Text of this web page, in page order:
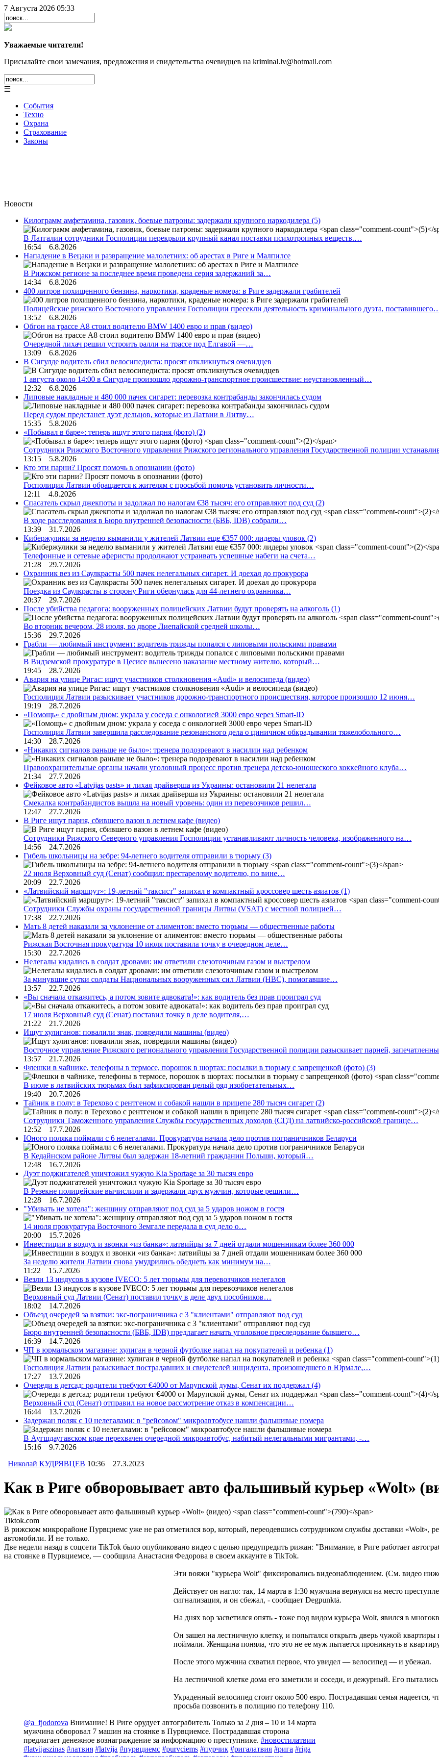
7 Августа 2026 05:33
Уважаемые читатели!
Присылайте свои замечания, предложения и свидетельства очевидцев на kriminal.lv@hotmail.com
☰
События
Техно
Охрана
Страхование
Законы
Новости
Килограмм амфетамина, газовик, боевые патроны: задержали крупного наркодилера (5)
В Латгалии сотрудники Госполиции перекрыли крупный канал поставки психотропных веществ.…
16:54 6.8.2026
Нападение в Вецаки и развращение малолетних: об арестах в Риге и Малпилсе
В Рижском регионе за последнее время проведена серия задержаний за…
14:34 6.8.2026
400 литров похищенного бензина, наркотики, краденые номера: в Риге задержали грабителей
Полицейские рижского Восточного управления Госполиции пресекли деятельность криминального дуэта,
13:52 6.8.2026
Обгон на трассе А8 стоил водителю BMW 1400 евро и прав (видео)
Очередной лихач решил устроить ралли на трассе под Елгавой —…
13:09 6.8.2026
В Сигулде водитель сбил велосипедиста: просят откликнуться очевидцев
1 августа около 14:00 в Сигулде произошло дорожно-транспортное происшествие: неустановленный…
12:32 6.8.2026
Липовые накладные и 480 000 пачек сигарет: перевозка контрабанды закончилась судом
Перед судом предстанет дуэт дельцов, которые из Латвии в Литву…
15:35 5.8.2026
«Побывал в баре»: теперь ищут этого парня (фото) (2)
Сотрудники Рижского Восточного управления Рижского регионального управления Государственной полиции
13:15 5.8.2026
Кто эти парни? Просят помочь в опознании (фото)
Госполиция Латвии обращается к жителям с просьбой помочь установить личности…
12:11 4.8.2026
Спасатель скрыл джекпоты и задолжал по налогам €38 тысяч: его отправляют под суд (2)
В ходе расследования в Бюро внутренней безопасности (БВБ, IDB) собрали…
13:39 31.7.2026
Кибержулики за неделю выманили у жителей Латвии еще €357 000: лидеры уловок (2)
Телефонные и сетевые аферисты продолжают устраивать успешные набеги на счета…
21:28 29.7.2026
Охранник вез из Саулкрасты 500 пачек нелегальных сигарет. И доехал до прокурора
Поездка из Саулкрасты в сторону Риги обернулась для 44-летнего охранника…
20:37 29.7.2026
После убийства педагога: вооруженных полицейских Латвии будут проверять на алкоголь (1)
Во вторник вечером, 28 июля, во дворе Лиепайской средней школы…
15:36 29.7.2026
Грабли — любимый инструмент: водитель трижды попался с липовыми польскими правами
В Видземской прокуратуре в Цесисе вынесено наказание местному жителю, который…
19:45 28.7.2026
Авария на улице Ригас: ищут участников столкновения «Audi» и велосипеда (видео)
Госполиция Латвии разыскивает участников дорожно-транспортного происшествия, которое произошло 12 июня…
19:19 28.7.2026
«Помощь» с двойным дном: украла у соседа с онкологией 3000 евро через Smart-ID
Госполиция Латвии завершила расследование резонансного дела о циничном обкрадывании тяжелобольного…
14:30 28.7.2026
«Никаких сигналов раньше не было»: тренера подозревают в насилии над ребенком
Правоохранительные органы начали уголовный процесс против тренера детско-юношеского хоккейного клуба…
21:34 27.7.2026
Фейковое авто «Latvijas pasts» и лихая драйверша из Украины: остановили 21 нелегала
Смекалка контрабандистов вышла на новый уровень: один из перевозчиков решил…
12:47 27.7.2026
В Риге ищут парня, сбившего вазон в летнем кафе (видео)
Сотрудники Рижского Северного управления Госполиции устанавливают личность человека, изображенного на…
14:56 24.7.2026
Гибель школьницы на зебре: 94-летнего водителя отправили в тюрьму (3)
22 июля Верховный суд (Сенат) сообщил: престарелому водителю, по вине…
20:09 22.7.2026
«Латвийский маршрут»: 19-летний "таксист" запихал в компактный кроссовер шесть азиатов (1)
Сотрудники Службы охраны государственной границы Литвы (VSAT) с местной полицией…
17:38 22.7.2026
Мать 8 детей наказали за уклонение от алиментов: вместо тюрьмы — общественные работы
Рижская Восточная прокуратура 10 июля поставила точку в очередном деле…
15:30 22.7.2026
Нелегалы кидались в солдат дровами: им ответили слезоточивым газом и выстрелом
За минувшие сутки солдаты Национальных вооруженных сил Латвии (НВС), помогавшие…
13:57 22.7.2026
«Вы сначала откажитесь, а потом зовите адвоката!»: как водитель без прав проиграл суд
17 июля Верховный суд (Сенат) поставил точку в деле водителя,…
21:22 21.7.2026
Ищут хулиганов: повалили знак, повредили машины (видео)
Восточное управление Рижского регионального управления Государственной полиции разыскивает парней,
13:57 21.7.2026
Флешки в чайнике, телефоны в термосе, порошок в шортах: посылки в тюрьму с запрещенкой (фото) (3)
В июле в латвийских тюрьмах был зафиксирован целый ряд изобретательных…
19:40 20.7.2026
Тайник в полу: в Терехово с рентгеном и собакой нашли в прицепе 280 тысяч сигарет (2)
Сотрудники Таможенного управления Службы государственных доходов (СГД) на латвийско-российской границе…
12:52 17.7.2026
Юного поляка поймали с 6 нелегалами. Прокуратура начала дело против пограничников Беларуси
В Кедайнском районе Литвы был задержан 18-летний гражданин Польши, который…
12:48 16.7.2026
Дуэт поджигателей уничтожил чужую Kia Sportage за 30 тысяч евро
В Резекне полицейские вычислили и задержали двух мужчин, которые решили…
12:28 16.7.2026
"Убивать не хотела": женщину отправляют под суд за 5 ударов ножом в гостя
14 июля прокуратура Восточного Земгале передала в суд дело о…
20:00 15.7.2026
Инвестиции в воздух и звонки «из банка»: латвийцы за 7 дней отдали мошенникам более 360 000
За неделю жители Латвии снова умудрились обеднеть как минимум на…
11:22 15.7.2026
Везли 13 индусов в кузове IVECO: 5 лет тюрьмы для перевозчиков нелегалов
Верховный суд Латвии (Сенат) поставил точку в деле двух пособников…
18:02 14.7.2026
Объезд очередей за взятки: экс-пограничника с 3 "клиентами" отправляют под суд
Бюро внутренней безопасности (БВБ, IDB) предлагает начать уголовное преследование бывшего…
16:39 14.7.2026
ЧП в юрмальском магазине: хулиган в черной футболке напал на покупателей и ребенка (1)
Госполиция Латвии разыскивает пострадавших и свидетелей инцидента, произошедшего в Юрмале,…
17:27 13.7.2026
Очереди в детсад: родители требуют €4000 от Марупской думы, Сенат их поддержал (4)
Верховный суд (Сенат) отправил на новое рассмотрение отказ в компенсации…
16:44 13.7.2026
Задержан поляк с 10 нелегалами: в "рейсовом" микроавтобусе нашли фальшивые номера
В Аугшдаугавском крае перехвачен очередной микроавтобус, набитый нелегальными мигрантами, -…
15:16 9.7.2026
Николай КУДРЯВЦЕВ 10:36 27.3.2023
Как в Риге обворовывает авто фальшивый курьер «Wolt»
Tiktok.com
В рижском микрорайоне Пурвциемс уже не раз отметился вор, который, переодевшись сотрудником службы доставки «Wolt»,
автомобили. И не только.
Две недели назад в соцсети TikTok было опубликовано видео с целью предупредить рижан: "Внимание, в Риге работает
на стоянке в Пурвциемсе, — сообщила Анастасия Федорова в своем аккаунте в TikTok.
Эти вояжи "курьера Wolt" фиксировались видеонаблюдением. (См. видео
Действует он нагло: так, 14 марта в 1:30 мужчина вернулся на место
сигнализация, и он сбежал, - сообщает Degpunktā.
На днях вор засветился опять - тоже под видом курьера Wolt, явился в
Он зашел на лестничную клетку, и попытался открыть дверь чужой
поймали. Женщина поняла, что это не ее муж пытается проникнуть в
После этого мужчина схватил первое, что увидел — велосипед — и убежал.
На лестничной клетке дома его заметили и соседи, и дежурный. Его
Украденный велосипед стоит около 500 евро. Пострадавшая семья надеется,
просьба позвонить в полицию по телефону 110.
@a_fjodorova Внимание! В Риге орудует автограбитель Только за 2 дня – 10 и 14 марта
мужчина обворовал 7 машин на стоянке в Пурвциемсе. Пострадавшая сторона
предлагает денежное вознаграждение за информацию о преступнике. #новостилатвии
#latvijaszinas #латвия #latvija #пурвциемс #purvciems #пурчик #ригалатвия #рига #riga